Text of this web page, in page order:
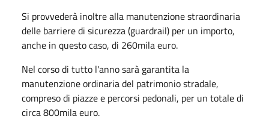
Si provvederà inoltre alla manutenzione straordinaria
delle barriere di sicurezza (guardrail) per un importo,
anche in questo caso, di 260mila euro.
Nel corso di tutto l'anno sarà garantita la
manutenzione ordinaria del patrimonio stradale,
compreso di piazze e percorsi pedonali, per un totale di
circa 800mila euro.